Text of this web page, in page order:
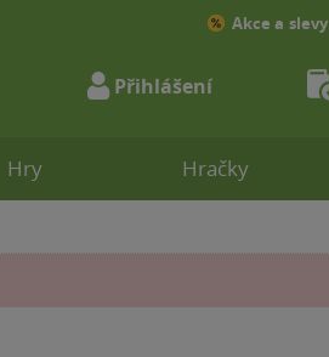
Hry Hračky
Akce a slevy
Přihlášení